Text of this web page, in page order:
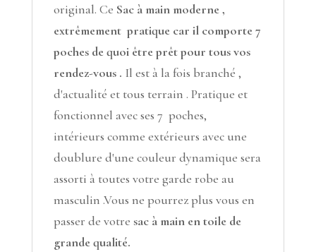
original. Ce Sac à main moderne ,
extrêmement pratique car il comporte 7
poches de quoi être prêt pour tous vos
rendez-vous . Il est à la fois branché ,
d'actualité et tous terrain . Pratique et
fonctionnel avec ses 7 poches,
intérieurs comme extérieurs avec une
doublure d'une couleur dynamique sera
assorti à toutes votre garde robe au
masculin .Vous ne pourrez plus vous en
passer de votre sac à main en toile de
grande qualité.